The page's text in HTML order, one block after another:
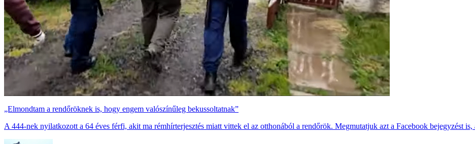
„Elmondtam a rendőröknek is, hogy engem valószínűleg bekussoltatnak”
A 444-nek nyilatkozott a 64 éves férfi, akit ma rémhírterjesztés miatt vittek el az otthonából a rendőrök. Megmutatjuk azt a Facebook bejegyzést is,